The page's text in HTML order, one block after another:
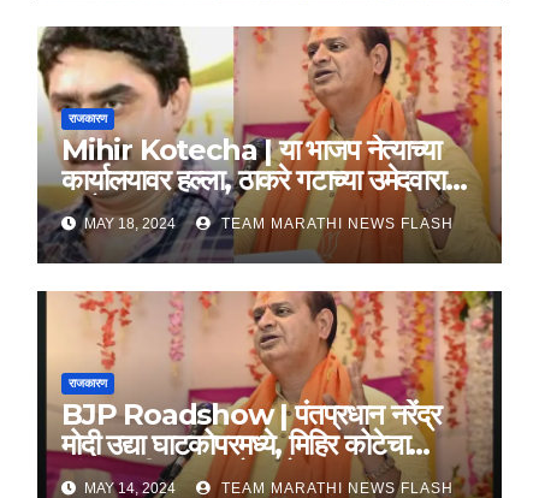
राजकारण
Mihir Kotecha | या भाजप नेत्याच्या
कार्यालयावर हल्ला, ठाकरे गटाच्या उमेदवारावर
आरोप
MAY 18, 2024 TEAM MARATHI NEWS FLASH
राजकारण
BJP Roadshow | पंतप्रधान नरेंद्र
मोदी उद्या घाटकोपरमध्ये, मिहिर कोटेचा
यांच्यासाठी करणार रोड शो
MAY 14, 2024 TEAM MARATHI NEWS FLASH